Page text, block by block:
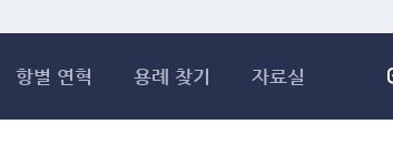
항별 연혁 용례 찾기 자료실